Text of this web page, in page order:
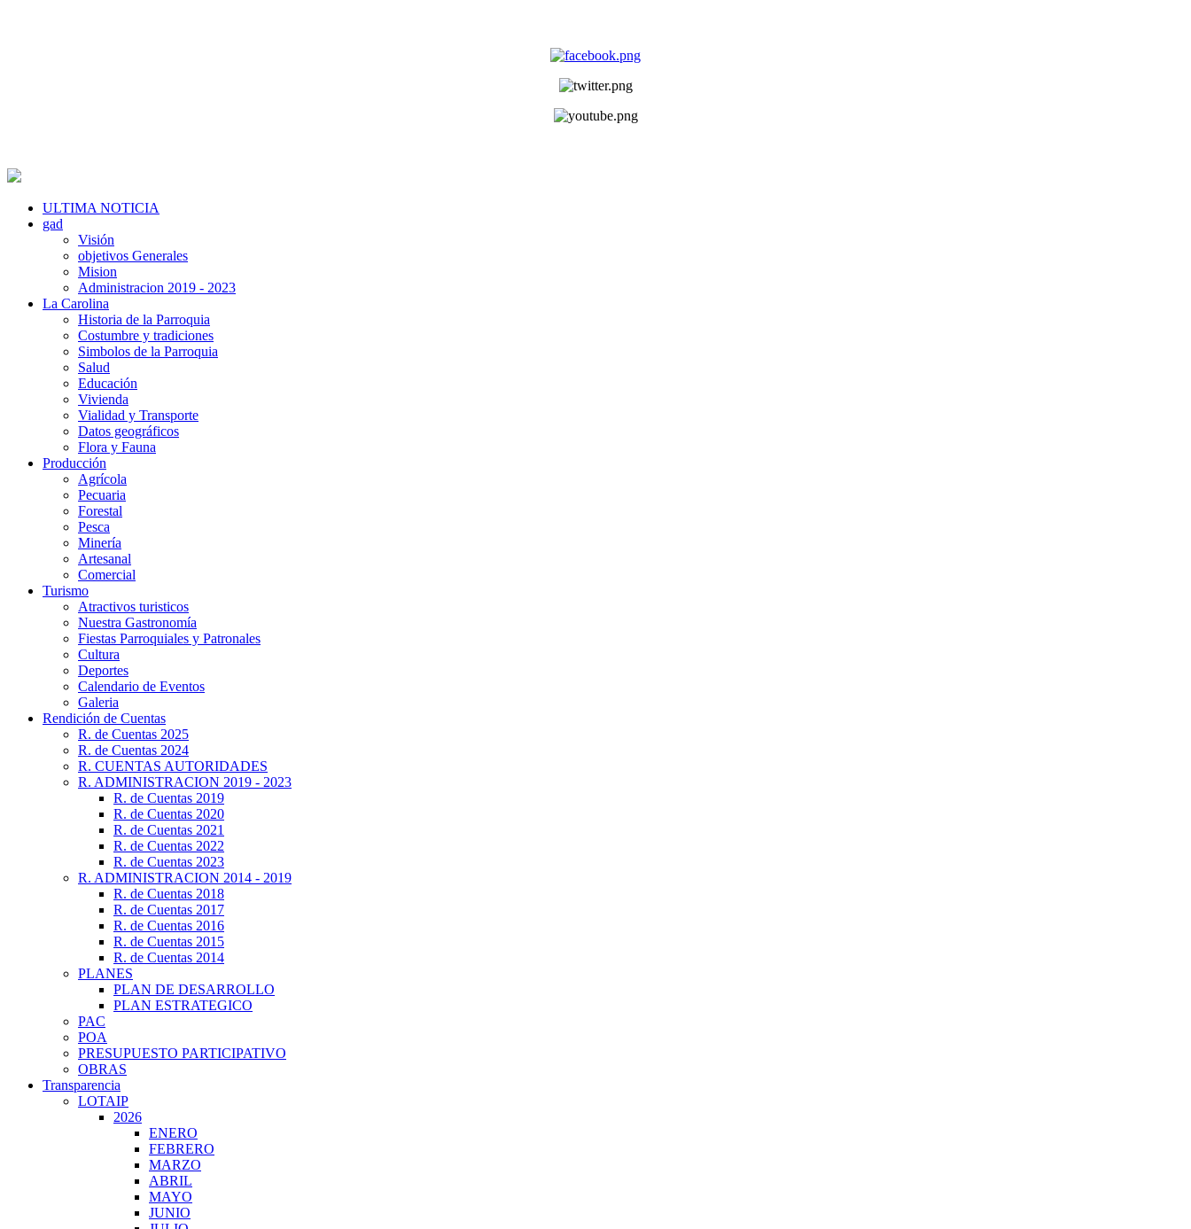
ULTIMA NOTICIA
gad
Visión
objetivos Generales
Mision
Administracion 2019 - 2023
La Carolina
Historia de la Parroquia
Costumbre y tradiciones
Simbolos de la Parroquia
Salud
Educación
Vivienda
Vialidad y Transporte
Datos geográficos
Flora y Fauna
Producción
Agrícola
Pecuaria
Forestal
Pesca
Minería
Artesanal
Comercial
Turismo
Atractivos turisticos
Nuestra Gastronomía
Fiestas Parroquiales y Patronales
Cultura
Deportes
Calendario de Eventos
Galeria
Rendición de Cuentas
R. de Cuentas 2025
R. de Cuentas 2024
R. CUENTAS AUTORIDADES
R. ADMINISTRACION 2019 - 2023
R. de Cuentas 2019
R. de Cuentas 2020
R. de Cuentas 2021
R. de Cuentas 2022
R. de Cuentas 2023
R. ADMINISTRACION 2014 - 2019
R. de Cuentas 2018
R. de Cuentas 2017
R. de Cuentas 2016
R. de Cuentas 2015
R. de Cuentas 2014
PLANES
PLAN DE DESARROLLO
PLAN ESTRATEGICO
PAC
POA
PRESUPUESTO PARTICIPATIVO
OBRAS
Transparencia
LOTAIP
2026
ENERO
FEBRERO
MARZO
ABRIL
MAYO
JUNIO